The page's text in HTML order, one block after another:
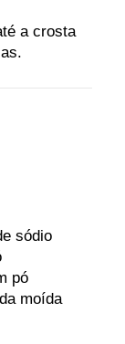
a crosta
sódio
pó
moída